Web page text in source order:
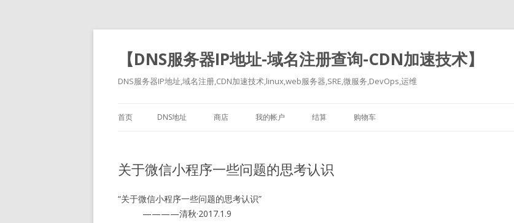
【DNS服务器IP地址-域名注册查询-CDN加速技术】
DNS服务器IP地址,域名注册,CDN加速技术,linux,web服务器,SRE,微服务,DevOps,运维
首页 DNS地址 商店 我的帐户 结算 购物车
关于微信小程序一些问题的思考认识
“关于微信小程序一些问题的思考认识”
————清秋·2017.1.9